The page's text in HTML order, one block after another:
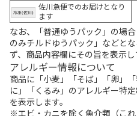
佐川急便でのお届けとなり
ます
なお、「普通ゆうパック」の場
のみチルドゆうパック」などと
ず、商品内容欄にその旨を表示し
アレルギー情報について
商品に「小麦」「そば」「卵」
に」「くるみ」のアレルギー特
を表示します。
※エビ・カニを除く魚介類（こ